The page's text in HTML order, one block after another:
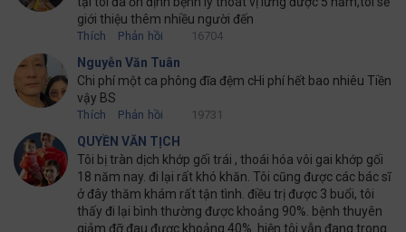
giới thiệu thêm nhiều người đến
Thích Phản hồi 16704
Nguyễn Văn Tuân
Chi phí một ca phông đĩa đệm cHi phí hết bao nhiêu Tiền
vậy BS
Thích Phản hồi 19731
QUYỀN VĂN TỊCH
Tôi bị tràn dịch khớp gối trái , thoái hóa vôi gai khớp gối
18 năm nay. đi lại rất khó khăn. Tôi cũng được các bác sĩ
ở đây thăm khám rất tận tình. điều trị được 3 buổi, tôi
thấy đi lại bình thường được khoảng 90%. bệnh thuyên
giảm đỡ đau được khoảng 40%. hiện tôi vẫn đang trong